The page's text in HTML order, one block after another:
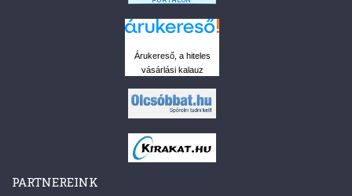
Árukereső, a hiteles
vásárlási kalauz
PARTNEREINK